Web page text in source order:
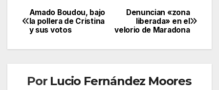
Navegación
de
Denuncian «zona
liberada» en el
velorio de Maradona
Amado Boudou, bajo
la pollera de Cristina
y sus votos
Por Lucio Fernández Moores